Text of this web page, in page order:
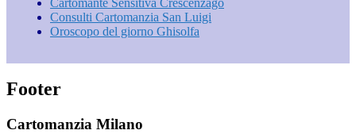
Consulti Cartomanzia San Luigi
Oroscopo del giorno Ghisolfa
Footer
Cartomanzia Milano